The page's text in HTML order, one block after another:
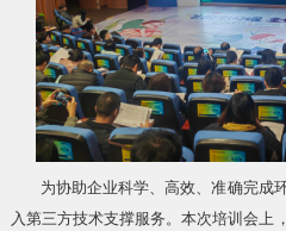
为协助企业科学、高效、准确完成环
入第三方技术支撑服务。本次培训会上